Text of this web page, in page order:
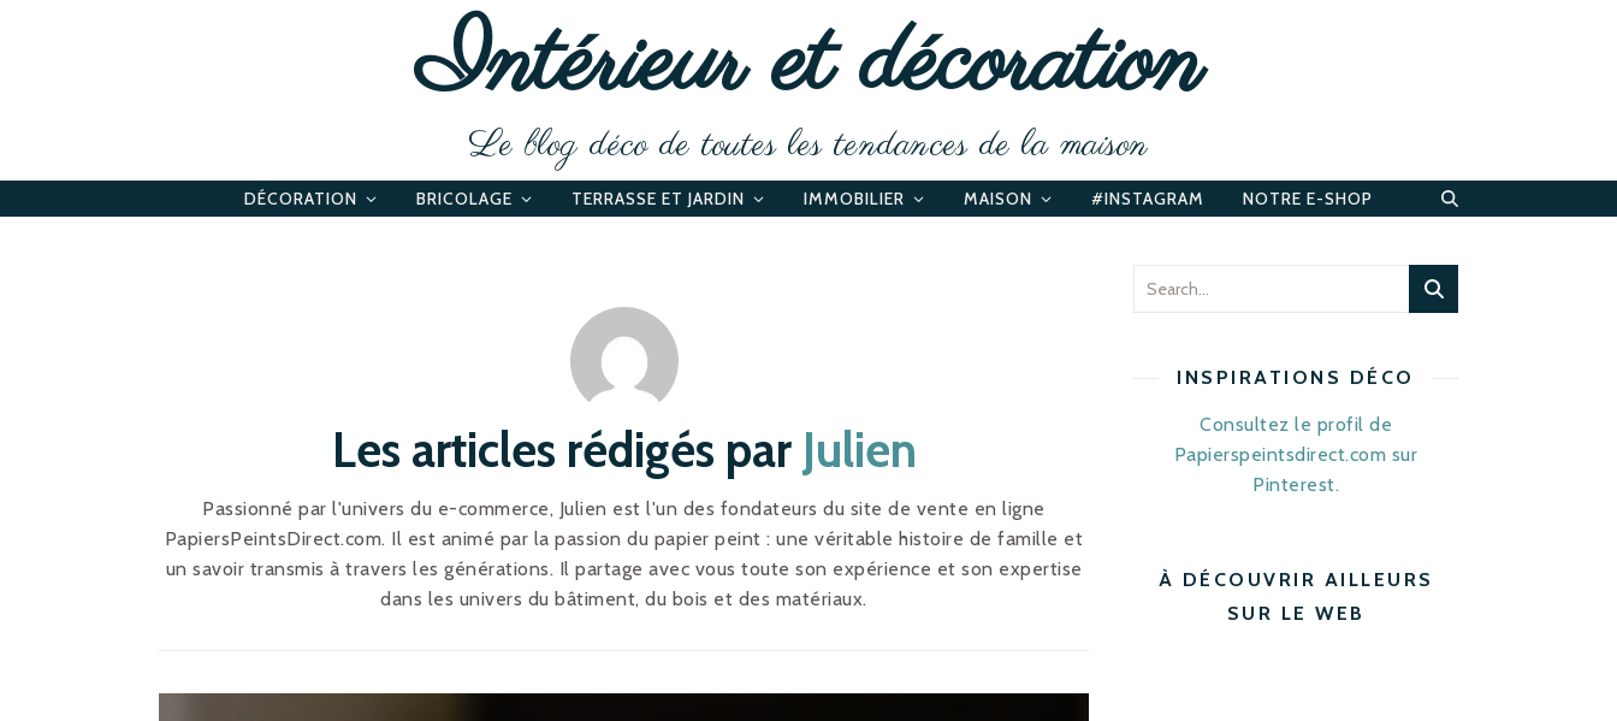
Intérieur et décoration
Le blog déco de toutes les tendances de la maison
DÉCORATION BRICOLAGE TERRASSE ET JARDIN IMMOBILIER MAISON #INSTAGRAM NOTRE E-SHOP
Les articles rédigés par Julien
Passionné par l'univers du e-commerce, Julien est l'un des fondateurs du site de vente en ligne
PapiersPeintsDirect.com. Il est animé par la passion du papier peint : une véritable histoire de famille et
un savoir transmis à travers les générations. Il partage avec vous toute son expérience et son expertise
dans les univers du bâtiment, du bois et des matériaux.
INSPIRATIONS DÉCO
Consultez le profil de
Papierspeintsdirect.com sur
Pinterest.
À DÉCOUVRIR AILLEURS
SUR LE WEB